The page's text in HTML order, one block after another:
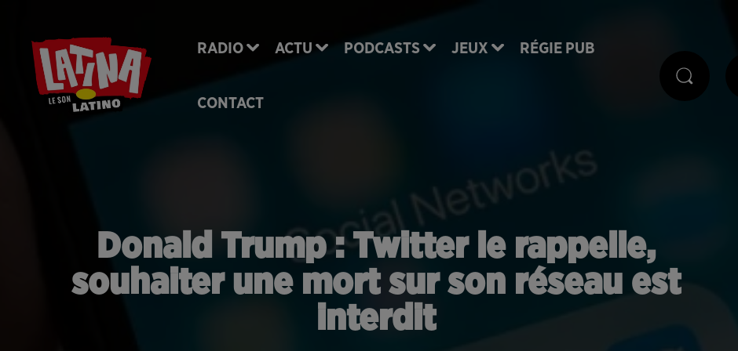
RADIO ACTU PODCASTS JEUX RÉGIE PUB
CONTACT
Donald Trump : Twitter le rappelle,
souhaiter une mort sur son réseau est
interdit